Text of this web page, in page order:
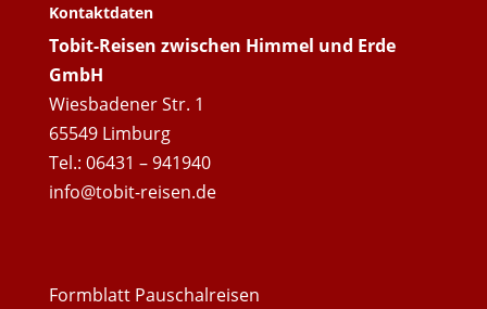
Kontaktdaten
Tobit-Reisen zwischen Himmel und Erde
GmbH
Wiesbadener Str. 1
65549 Limburg
Tel.: 06431 – 941940
info@tobit-reisen.de
Formblatt Pauschalreisen